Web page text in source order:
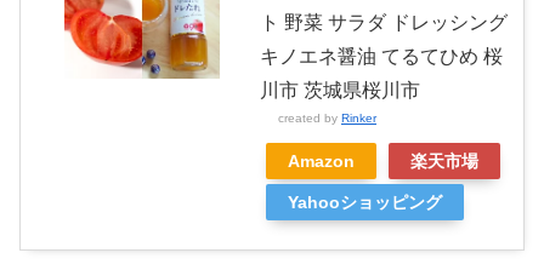
ト 野菜 サラダ ドレッシング
キノエネ醤油 てるてひめ 桜
川市 茨城県桜川市
created by Rinker
Amazon 楽天市場
Yahooショッピング